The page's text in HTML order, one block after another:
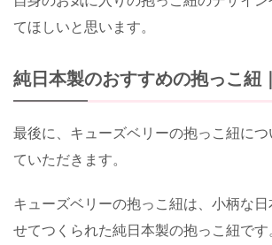
てほしいと思います。
純日本製のおすすめの抱っこ紐
最後に、キューズベリーの抱っこ紐に
ていただきます。
キューズベリーの抱っこ紐は、小柄な
せてつくられた純日本製の抱っこ紐です